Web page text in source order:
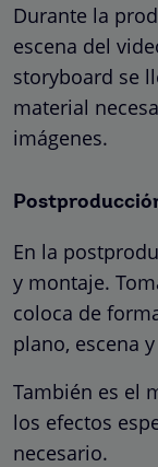
Durante la
escena del
storyboard se
material
imágenes.
En la
y montaje.
coloca de
plano, escena
También es el
los efectos
necesario.